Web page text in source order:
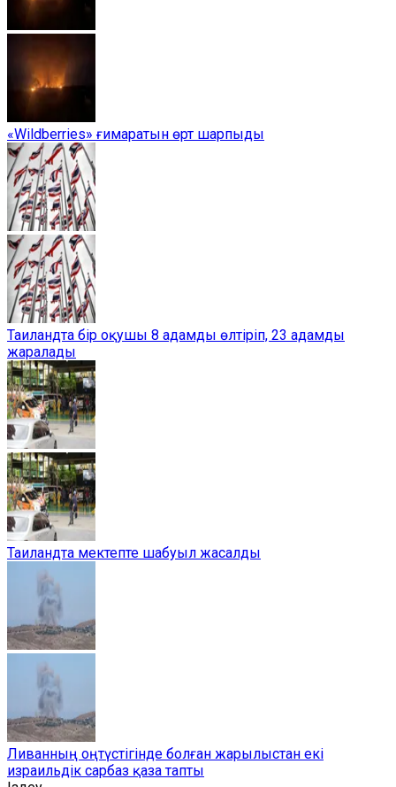
«Wildberries» ғимаратын өрт шарпыды
Таиландта бір оқушы 8 адамды өлтіріп, 23 адамды
жаралады
Таиландта мектепте шабуыл жасалды
Ливанның оңтүстігінде болған жарылыстан екі
израильдік сарбаз қаза тапты